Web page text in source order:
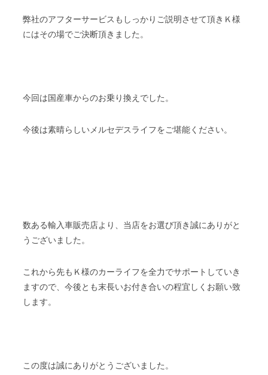
弊社のアフターサービスもしっかりご説明させて頂きＫ様
にはその場でご決断頂きました。
今回は国産車からのお乗り換えでした。
今後は素晴らしいメルセデスライフをご堪能ください。
数ある輸入車販売店より、当店をお選び頂き誠にありがと
うございました。
これから先もＫ様のカーライフを全力でサポートしていき
ますので、今後とも末長いお付き合いの程宜しくお願い致
します。
この度は誠にありがとうございました。